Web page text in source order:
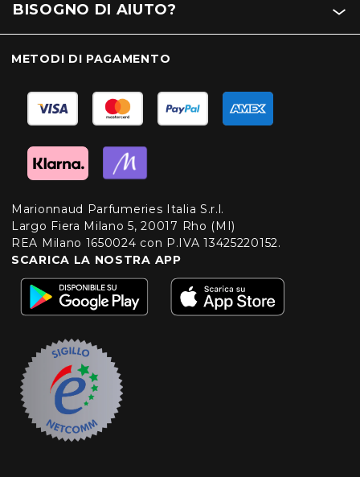
BISOGNO DI AIUTO?
METODI DI PAGAMENTO
Marionnaud Parfumeries Italia S.r.l.
Largo Fiera Milano 5, 20017 Rho (MI)
REA Milano 1650024 con P.IVA 13425220152.
SCARICA LA NOSTRA APP